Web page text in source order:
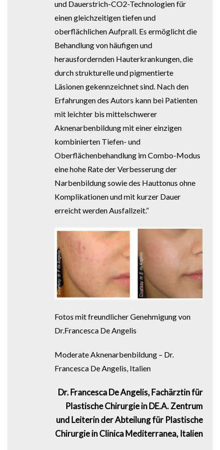
und Dauerstrich-CO2-Technologien für
einen gleichzeitigen tiefen und
oberflächlichen Aufprall. Es ermöglicht die
Behandlung von häufigen und
herausfordernden Hauterkrankungen, die
durch strukturelle und pigmentierte
Läsionen gekennzeichnet sind. Nach den
Erfahrungen des Autors kann bei Patienten
mit leichter bis mittelschwerer
Aknenarbenbildung mit einer einzigen
kombinierten Tiefen- und
Oberflächenbehandlung im Combo-Modus
eine hohe Rate der Verbesserung der
Narbenbildung sowie des Hauttonus ohne
Komplikationen und mit kurzer Dauer
erreicht werden Ausfallzeit.”
Fotos mit freundlicher Genehmigung von
Dr.Francesca De Angelis
Moderate Aknenarbenbildung – Dr.
Francesca De Angelis, Italien
Dr. Francesca De Angelis, Fachärztin für
Plastische Chirurgie in DE.A. Zentrum
und Leiterin der Abteilung für Plastische
Chirurgie in Clinica Mediterranea, Italien